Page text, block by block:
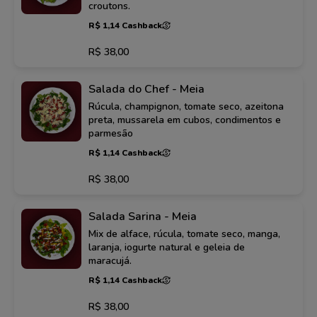
croutons.
R$ 1,14 Cashback
R$ 38,00
Salada do Chef - Meia
Rúcula, champignon, tomate seco, azeitona
preta, mussarela em cubos, condimentos e
parmesão
R$ 1,14 Cashback
R$ 38,00
Salada Sarina - Meia
Mix de alface, rúcula, tomate seco, manga,
laranja, iogurte natural e geleia de
maracujá.
R$ 1,14 Cashback
R$ 38,00